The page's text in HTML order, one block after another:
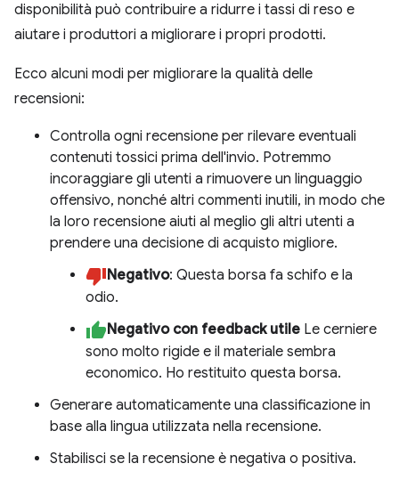
disponibilità può contribuire a ridurre i tassi di reso e
aiutare i produttori a migliorare i propri prodotti.
Ecco alcuni modi per migliorare la qualità delle
recensioni:
Controlla ogni recensione per rilevare eventuali
contenuti tossici prima dell'invio. Potremmo
incoraggiare gli utenti a rimuovere un linguaggio
offensivo, nonché altri commenti inutili, in modo che
la loro recensione aiuti al meglio gli altri utenti a
prendere una decisione di acquisto migliore.
Negativo: Questa borsa fa schifo e la
odio.
Negativo con feedback utile Le cerniere
sono molto rigide e il materiale sembra
economico. Ho restituito questa borsa.
Generare automaticamente una classificazione in
base alla lingua utilizzata nella recensione.
Stabilisci se la recensione è negativa o positiva.